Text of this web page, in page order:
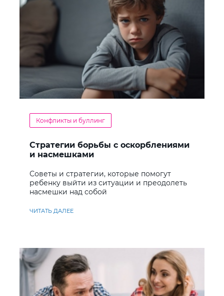
Конфликты и буллинг
Стратегии борьбы с оскорблениями
и насмешками
Советы и стратегии, которые помогут
ребенку выйти из ситуации и преодолеть
насмешки над собой
ЧИТАТЬ ДАЛЕЕ